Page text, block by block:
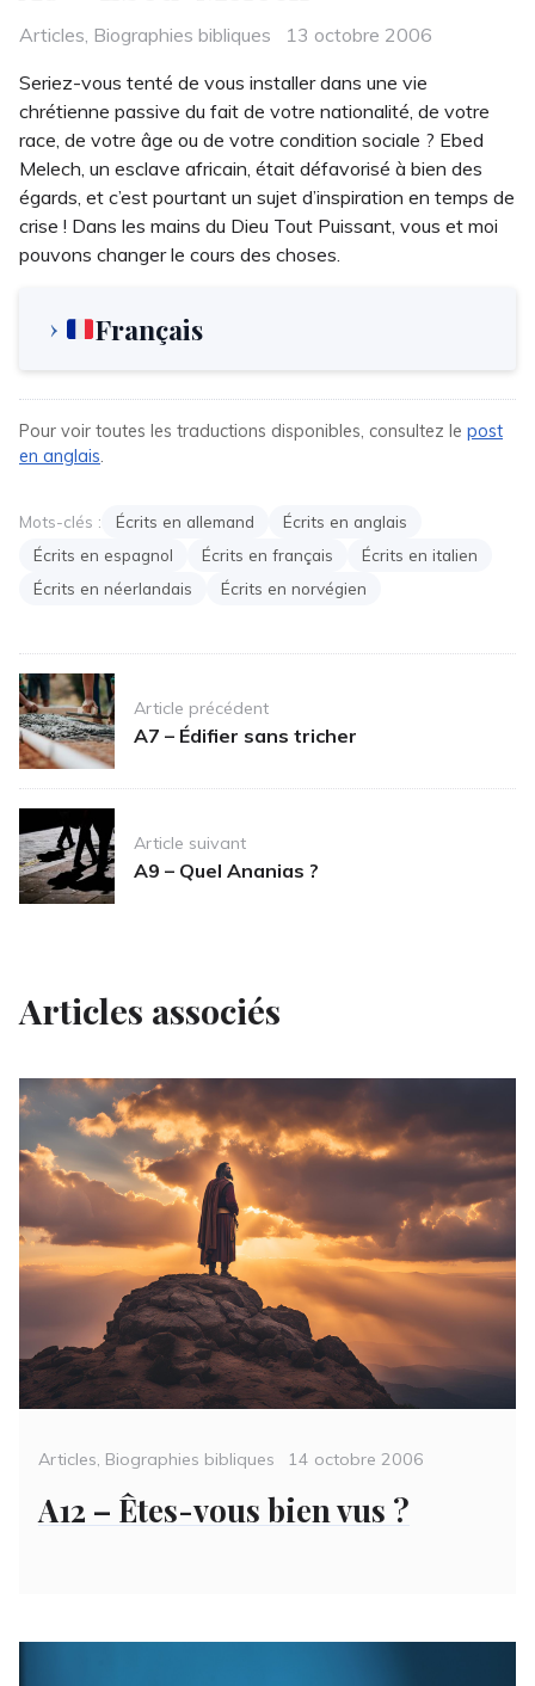
Categories
Articles, Biographies bibliques
Posted
13 octobre 2006
Seriez-vous tenté de vous installer dans une vie
chrétienne passive du fait de votre nationalité, de votre
race, de votre âge ou de votre condition sociale ? Ebed
Melech, un esclave africain, était défavorisé à bien des
égards, et c’est pourtant un sujet d’inspiration en temps de
crise ! Dans les mains du Dieu Tout Puissant, vous et moi
pouvons changer le cours des choses.
Français
Pour voir toutes les traductions disponibles, consultez le post
en anglais.
Mots-clés : Écrits en allemand
Écrits en anglais
Écrits en espagnol
Écrits en français
Écrits en italien
Écrits en néerlandais
Écrits en norvégien
Post
navigationArticle précédent
A7 – Édifier sans tricher
Article suivant
A9 – Quel Ananias ?
Articles associés
Categories
Articles, Biographies bibliques
Posted
14 octobre 2006
A12 – Êtes-vous bien vus ?